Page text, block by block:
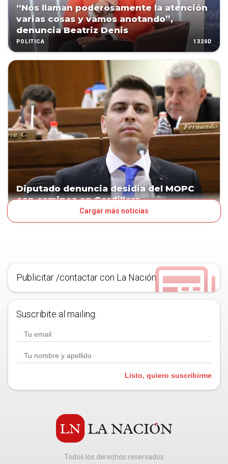
“Nos llaman poderosamente la atención
varias cosas y vamos anotando”,
denuncia Beatriz Denis
POLÍTICA 1320D
Diputado denuncia desidia del MOPC
con caminos en Cordillera
Cargar más noticias
Publicitar /contactar con La Nación
Suscribite al mailing.
Listo, quiero suscribirme
Todos los derechos reservados